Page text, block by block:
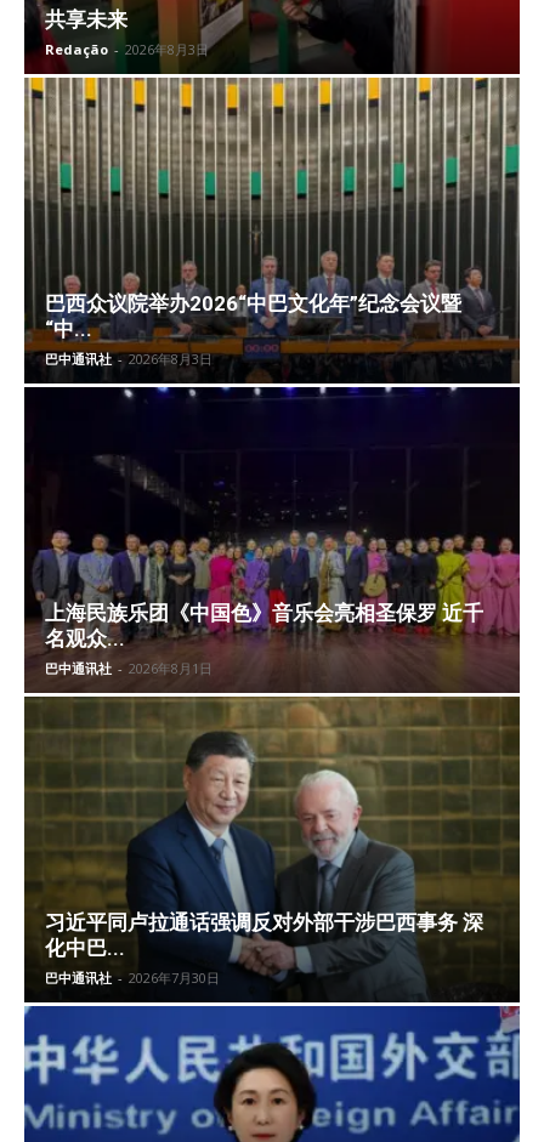
共享未来
Redação - 2026年8月3日
巴西众议院举办2026“中巴文化年”纪念会议暨
“中...
巴中通讯社 - 2026年8月3日
上海民族乐团《中国色》音乐会亮相圣保罗 近千
名观众...
巴中通讯社 - 2026年8月1日
习近平同卢拉通话强调反对外部干涉巴西事务 深
化中巴...
巴中通讯社 - 2026年7月30日